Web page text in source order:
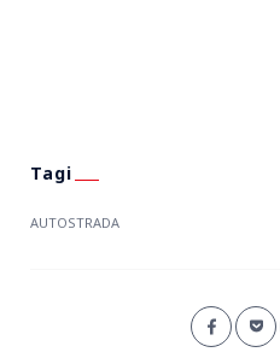
AUTOSTRADA